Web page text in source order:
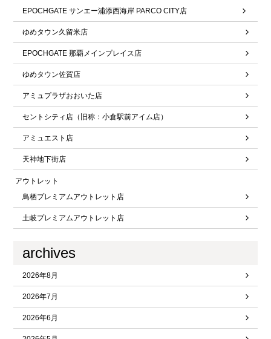
EPOCHGATE サンエー浦添西海岸 PARCO CITY店
ゆめタウン久留米店
EPOCHGATE 那覇メインプレイス店
ゆめタウン佐賀店
アミュプラザおおいた店
セントシティ店（旧称：小倉駅前アイム店）
アミュエスト店
天神地下街店
アウトレット
鳥栖プレミアムアウトレット店
土岐プレミアムアウトレット店
archives
2026年8月
2026年7月
2026年6月